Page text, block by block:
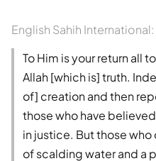
English Sahih International:
To Him is your return all
Allah [which is] truth.
of] creation and then
those who have
in justice. But those
of scalding water and a